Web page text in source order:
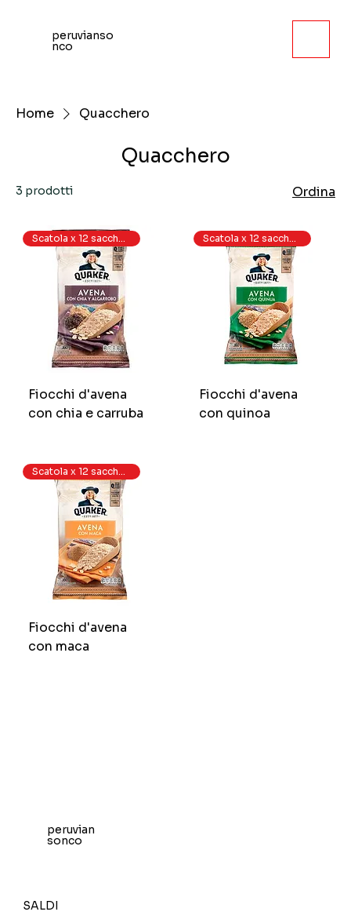
peruvianso
nco
Home Quacchero
Quacchero
3 prodotti Ordina
Scatola x 12 sacchetti
Fiocchi d'avena
con chia e carruba
Scatola x 12 sacchetti
Fiocchi d'avena
con quinoa
Scatola x 12 sacchetti
Fiocchi d'avena
con maca
peruvian
sonco
SALDI